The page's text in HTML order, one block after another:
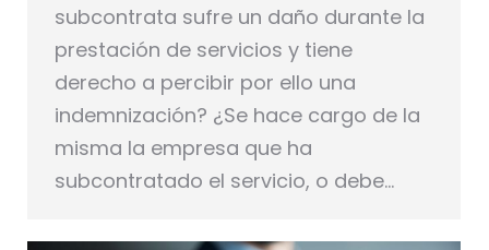
subcontrata sufre un daño durante la
prestación de servicios y tiene
derecho a percibir por ello una
indemnización? ¿Se hace cargo de la
misma la empresa que ha
subcontratado el servicio, o debe…